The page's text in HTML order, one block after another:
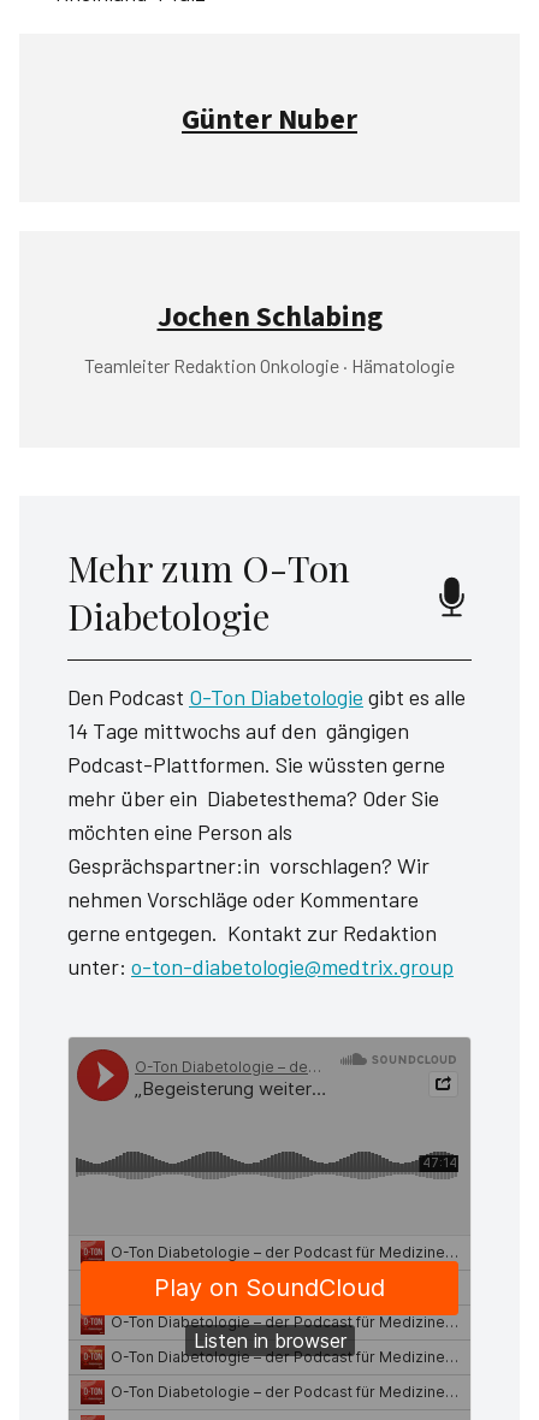
Günter Nuber
Jochen Schlabing
Teamleiter Redaktion Onkologie · Hämatologie
Mehr zum O-Ton
Diabetologie
Den Podcast O-Ton Diabetologie gibt es alle
14 Tage mittwochs auf den gängigen
Podcast-Plattformen. Sie wüssten gerne
mehr über ein Diabetesthema? Oder Sie
möchten eine Person als
Gesprächspartner:in vorschlagen? Wir
nehmen Vorschläge oder Kommentare
gerne entgegen. Kontakt zur Redaktion
unter: o-ton-diabetologie@medtrix.group